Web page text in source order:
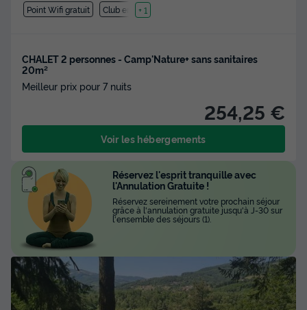
Point Wifi gratuit Club enfant
+ 1
CHALET 2 personnes - Camp'Nature+ sans sanitaires
20m²
Meilleur prix pour 7 nuits
254,25 €
Voir les hébergements
Réservez l'esprit tranquille avec
l'Annulation Gratuite !
Réservez sereinement votre prochain séjour
grâce à l'annulation gratuite jusqu'à J-30 sur
l'ensemble des séjours (1).